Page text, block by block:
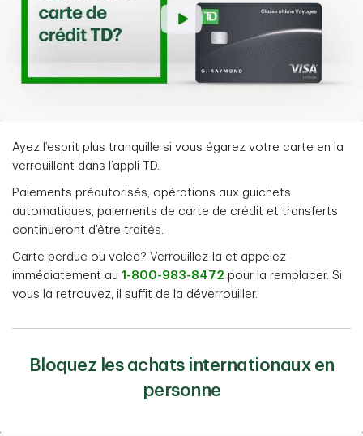
Ayez l’esprit plus tranquille si vous égarez votre carte en la
verrouillant dans l’appli TD.
Paiements préautorisés, opérations aux guichets
automatiques, paiements de carte de crédit et transferts
continueront d’être traités.
Carte perdue ou volée? Verrouillez-la et appelez
immédiatement au 1-800-983-8472 pour la remplacer. Si
vous la retrouvez, il suffit de la déverrouiller.
Bloquez les achats internationaux en
personne